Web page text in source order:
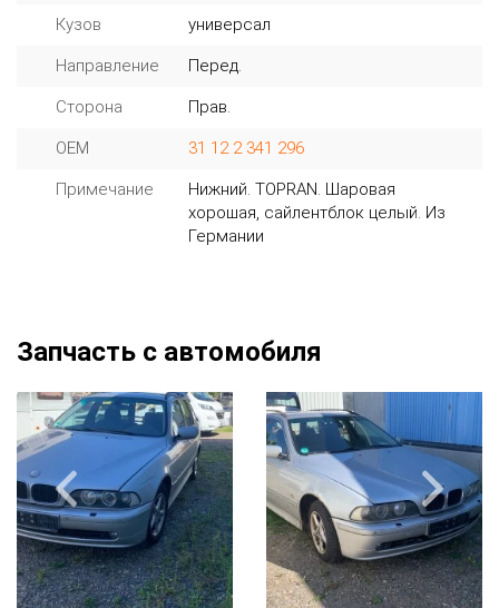
Кузов универсал
Направление Перед.
Сторона Прав.
OEM 31 12 2 341 296
Примечание
Нижний. TOPRAN. Шаровая
хорошая, сайлентблок целый. Из
Германии
Запчасть с автомобиля